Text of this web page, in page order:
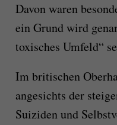
Davon waren
ein Grund wird
toxisches Umfeld“
Im britischen
angesichts der
Suiziden und